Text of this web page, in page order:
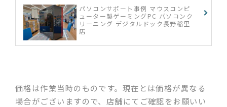
パソコンサポート事例 マウスコンピ
ューター製ゲーミングPC パソコンク
リーニング デジタルドック長野稲里
店
価格は作業当時のものです。現在とは価格が異なる
場合がございますので、店舗にてご確認をお願いい